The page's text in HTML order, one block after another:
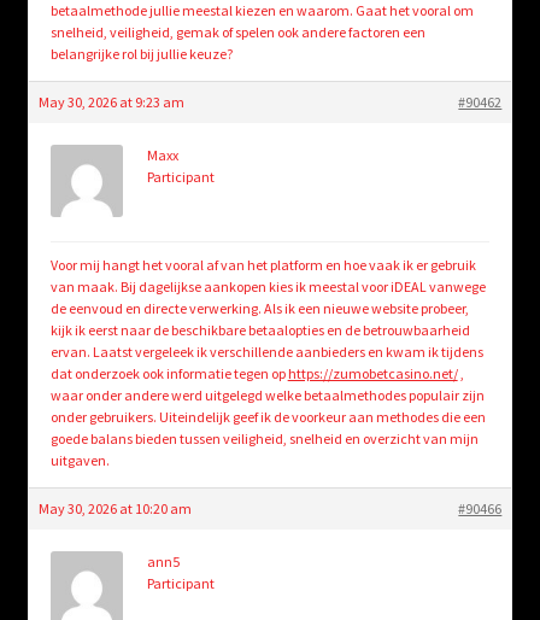
betaalmethode jullie meestal kiezen en waarom. Gaat het vooral om
snelheid, veiligheid, gemak of spelen ook andere factoren een
belangrijke rol bij jullie keuze?
May 30, 2026 at 9:23 am #90462
Maxx
Participant
Voor mij hangt het vooral af van het platform en hoe vaak ik er gebruik
van maak. Bij dagelijkse aankopen kies ik meestal voor iDEAL vanwege
de eenvoud en directe verwerking. Als ik een nieuwe website probeer,
kijk ik eerst naar de beschikbare betaalopties en de betrouwbaarheid
ervan. Laatst vergeleek ik verschillende aanbieders en kwam ik tijdens
dat onderzoek ook informatie tegen op https://zumobetcasino.net/,
waar onder andere werd uitgelegd welke betaalmethodes populair zijn
onder gebruikers. Uiteindelijk geef ik de voorkeur aan methodes die een
goede balans bieden tussen veiligheid, snelheid en overzicht van mijn
uitgaven.
May 30, 2026 at 10:20 am #90466
ann5
Participant